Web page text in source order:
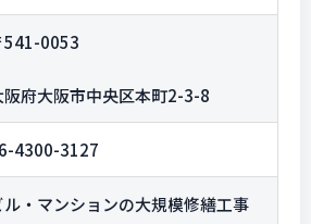
541-0053
阪府大阪市中央区本町2-3-8
4300-3127
ル・マンションの大規模修繕工事